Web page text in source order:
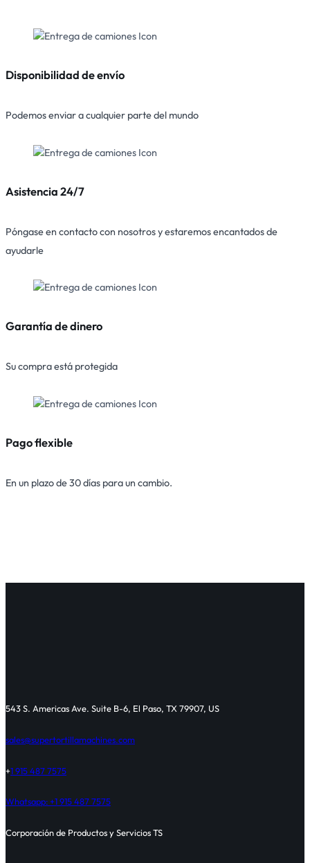
Disponibilidad de envío
Podemos enviar a cualquier parte del mundo
Asistencia 24/7
Póngase en contacto con nosotros y estaremos encantados de
ayudarle
Garantía de dinero
Su compra está protegida
Pago flexible
En un plazo de 30 días para un cambio.
543 S. Americas Ave. Suite B-6, El Paso, TX 79907, US
sales@supertortillamachines.com
+1 915 487 7575
Whatsapp: +1 915 487 7575
Corporación de Productos y Servicios TS